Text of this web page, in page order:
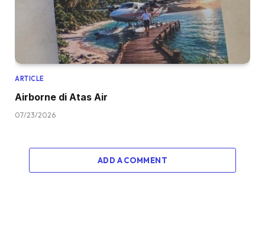
ARTICLE
Airborne di Atas Air
07/23/2026
ADD A COMMENT